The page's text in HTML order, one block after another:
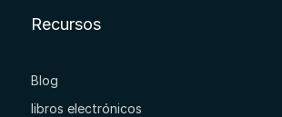
Recursos
Blog
libros electrónicos